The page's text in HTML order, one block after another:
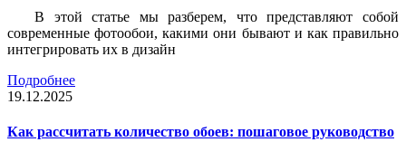
В этой статье мы разберем, что представляют собой
современные фотообои, какими они бывают и как правильно
интегрировать их в дизайн
Подробнее
19.12.2025
Как рассчитать количество обоев: пошаговое руководство